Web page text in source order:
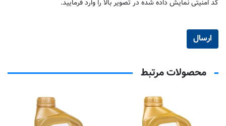
کد امنیتی نمایش داده شده در تصویر بالا را وارد فرمایید.
محصولات مرتبط